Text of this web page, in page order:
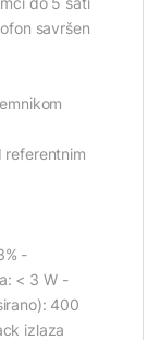
savršen
referentnim
-
< 3 W -
400
izlaza